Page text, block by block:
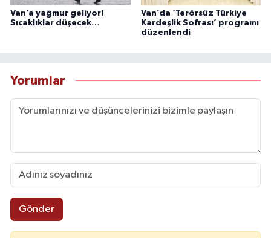
Van’a yağmur geliyor!
Sıcaklıklar düşecek…
Van’da ‘Terörsüz Türkiye
Kardeşlik Sofrası’ programı
düzenlendi
Yorumlar
Gönder